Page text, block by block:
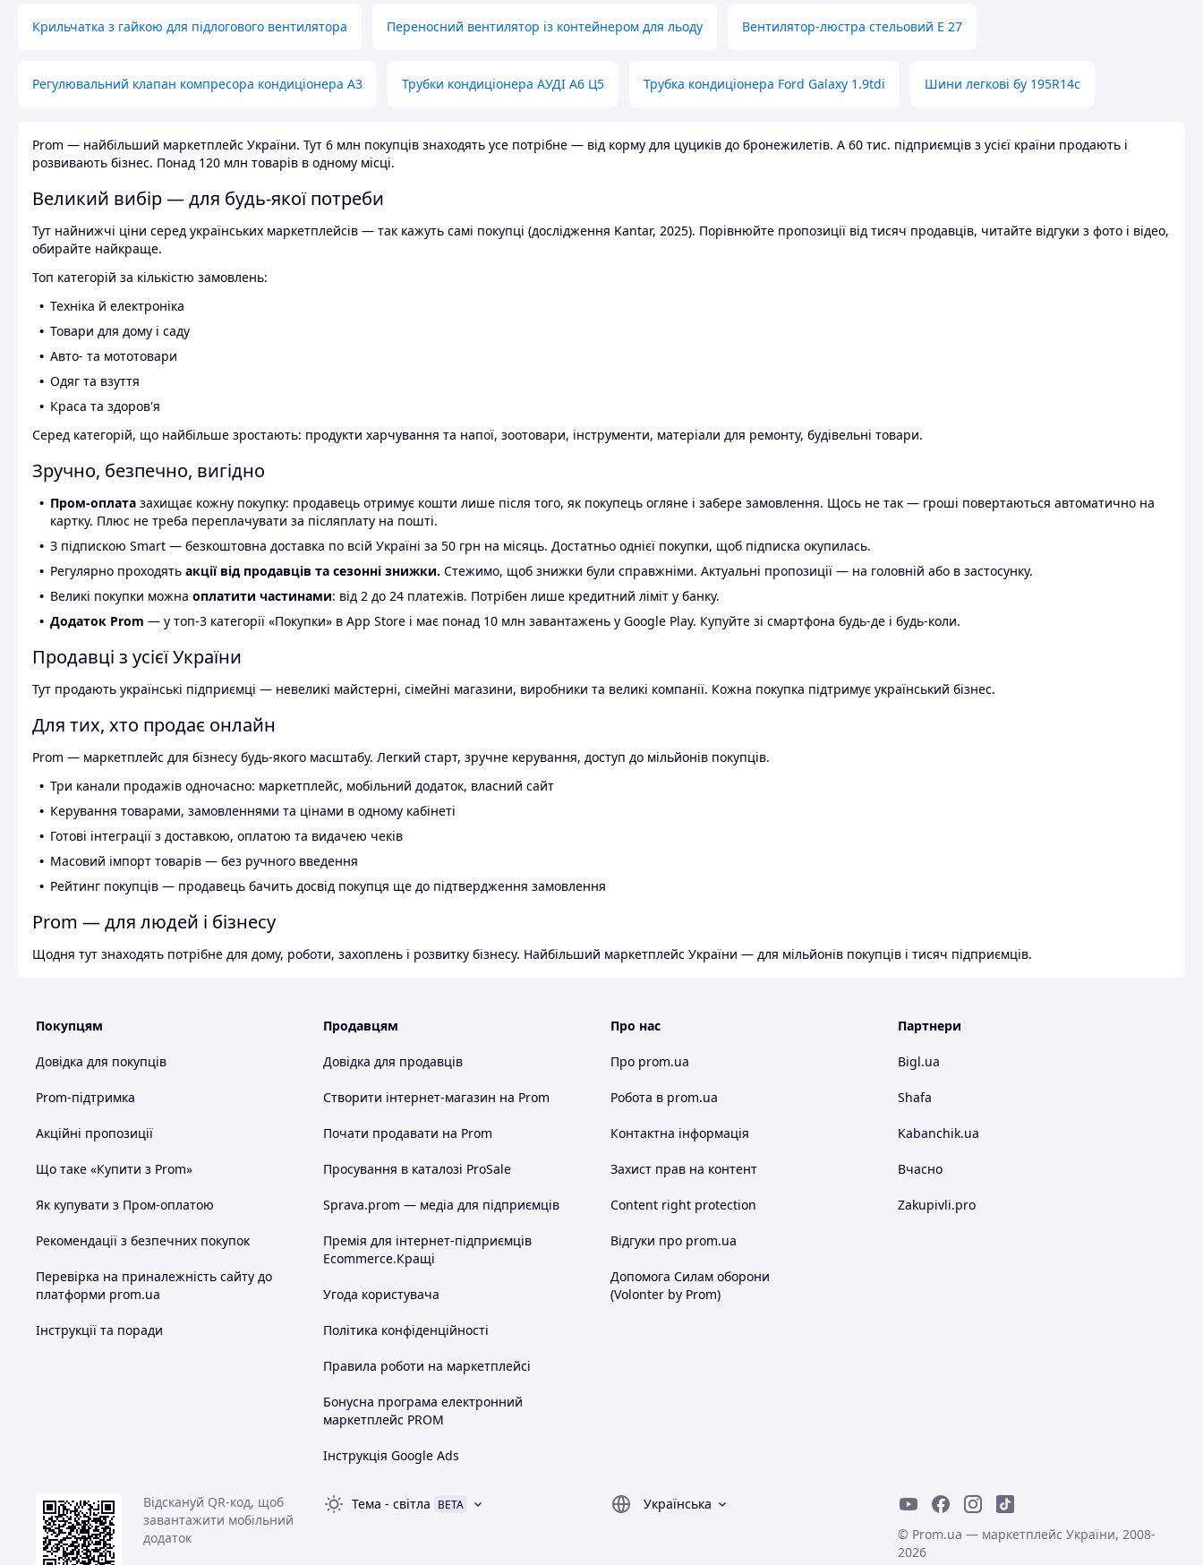
Крильчатка з гайкою для підлогового вентилятора Переносний вентилятор із контейнером для льоду Вентилятор-люстра стельовий E 27
Регулювальний клапан компресора кондиціонера А3 Трубки кондиціонера АУДІ А6 Ц5 Трубка кондиціонера Ford Galaxy 1.9tdi Шини легкові бу 195R14c
Prom — найбільший маркетплейс України. Тут 6 млн покупців знаходять усе потрібне — від корму для цуциків до бронежилетів. А 60 тис. підприємців з усієї країни продають і
розвивають бізнес. Понад 120 млн товарів в одному місці.
Великий вибір — для будь-якої потреби
Тут найнижчі ціни серед українських маркетплейсів — так кажуть самі покупці (дослідження Kantar, 2025). Порівнюйте пропозиції від тисяч продавців, читайте відгуки з фото і відео,
обирайте найкраще.
Топ категорій за кількістю замовлень:
Техніка й електроніка
Товари для дому і саду
Авто- та мототовари
Одяг та взуття
Краса та здоров'я
Серед категорій, що найбільше зростають: продукти харчування та напої, зоотовари, інструменти, матеріали для ремонту, будівельні товари.
Зручно, безпечно, вигідно
Пром-оплата захищає кожну покупку: продавець отримує кошти лише після того, як покупець огляне і забере замовлення. Щось не так — гроші повертаються автоматично на
картку. Плюс не треба переплачувати за післяплату на пошті.
З підпискою Smart — безкоштовна доставка по всій Україні за 50 грн на місяць. Достатньо однієї покупки, щоб підписка окупилась.
Регулярно проходять акції від продавців та сезонні знижки. Стежимо, щоб знижки були справжніми. Актуальні пропозиції — на головній або в застосунку.
Великі покупки можна оплатити частинами: від 2 до 24 платежів. Потрібен лише кредитний ліміт у банку.
Додаток Prom — у топ-3 категорії «Покупки» в App Store і має понад 10 млн завантажень у Google Play. Купуйте зі смартфона будь-де і будь-коли.
Продавці з усієї України
Тут продають українські підприємці — невеликі майстерні, сімейні магазини, виробники та великі компанії. Кожна покупка підтримує український бізнес.
Для тих, хто продає онлайн
Prom — маркетплейс для бізнесу будь-якого масштабу. Легкий старт, зручне керування, доступ до мільйонів покупців.
Три канали продажів одночасно: маркетплейс, мобільний додаток, власний сайт
Керування товарами, замовленнями та цінами в одному кабінеті
Готові інтеграції з доставкою, оплатою та видачею чеків
Масовий імпорт товарів — без ручного введення
Рейтинг покупців — продавець бачить досвід покупця ще до підтвердження замовлення
Prom — для людей і бізнесу
Щодня тут знаходять потрібне для дому, роботи, захоплень і розвитку бізнесу. Найбільший маркетплейс України — для мільйонів покупців і тисяч підприємців.
Покупцям
Довідка для покупців
Prom-підтримка
Акційні пропозиції
Що таке «Купити з Prom»
Як купувати з Пром-оплатою
Рекомендації з безпечних покупок
Перевірка на приналежність сайту до
платформи prom.ua
Інструкції та поради
Продавцям
Довідка для продавців
Створити інтернет-магазин на Prom
Почати продавати на Prom
Просування в каталозі ProSale
Sprava.prom — медіа для підприємців
Премія для інтернет-підприємців
Ecommerce.Кращі
Угода користувача
Політика конфіденційності
Правила роботи на маркетплейсі
Бонусна програма електронний
маркетплейс PROM
Інструкція Google Ads
Про нас
Про prom.ua
Робота в prom.ua
Контактна інформація
Захист прав на контент
Content right protection
Відгуки про prom.ua
Допомога Силам оборони
(Volonter by Prom)
Партнери
Bigl.ua
Shafa
Kabanchik.ua
Вчасно
Zakupivli.pro
Відскануй QR-код, щоб
завантажити мобільний
додаток
Тема - світла BETA
Українська
© Prom.ua — маркетплейс України, 2008-
2026